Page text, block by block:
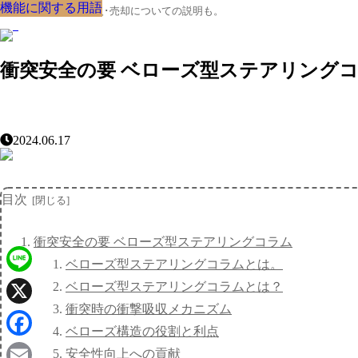
クルマの大辞典、購入･売却についての説明も。
衝突安全の要 ベローズ型ステアリング
機能に関する用語
2024.06.17
目次
衝突安全の要 ベローズ型ステアリングコラム
ベローズ型ステアリングコラムとは。
ベローズ型ステアリングコラムとは？
衝突時の衝撃吸収メカニズム
ベローズ構造の役割と利点
安全性向上への貢献
機能に関する用語
機能に関する用語
機能に関する用語
機能に関する用語
機能に関する用語
機能に関する用語
機能に関する用語
機能に関する用語
Line
X
Facebook